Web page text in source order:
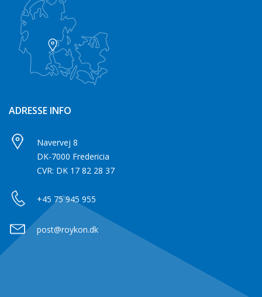
ADRESSE INFO
Navervej 8
DK-7000 Fredericia
CVR: DK 17 82 28 37
+45 75 945 955
post@roykon.dk